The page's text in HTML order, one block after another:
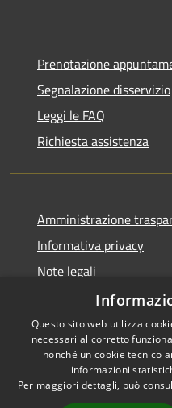
Prenotazione
Segnalazione disservizio
Leggi le FAQ
Richiesta assistenza
Amministrazione
Informativa privacy
Note legali
Dichiarazione di
RSS
Accessibilità
Questo sito web utilizza
necessari al corretto
nonché un cookie tecnico
informazioni
Per maggiori dettagli, può